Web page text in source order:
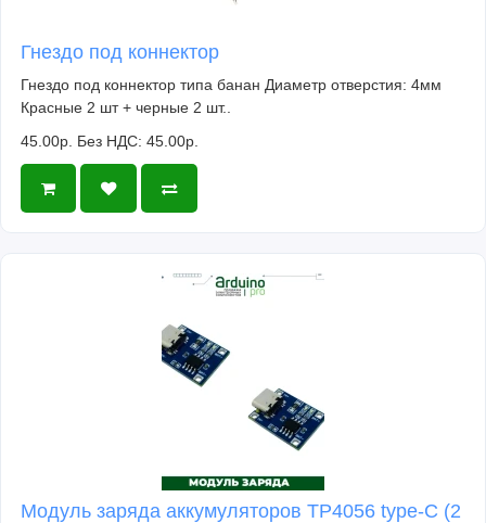
Гнездо под коннектор
Гнездо под коннектор типа банан Диаметр отверстия: 4мм
Красные 2 шт + черные 2 шт..
45.00р. Без НДС: 45.00р.
Модуль заряда аккумуляторов TP4056 type-C (2